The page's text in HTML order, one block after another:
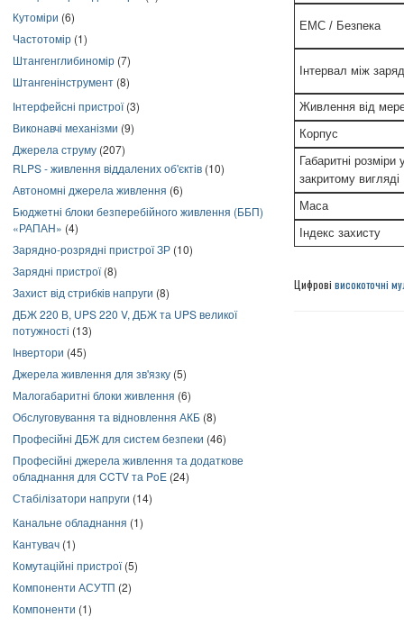
Кутоміри (6)
Частотомір (1)
Штангенглибиномір (7)
Штангенінструмент (8)
Інтерфейсні пристрої(3)
Виконавчі механізми (9)
Джерела струму (207)
RLPS - живлення віддалених об'єктів (10)
Автономні джерела живлення (6)
Бюджетні блоки безперебійного живлення (ББП)
«РАПАН» (4)
Зарядно-розрядні пристрої ЗР (10)
Зарядні пристрої(8)
Захист від стрибків напруги (8)
ДБЖ 220 В, UPS 220 V, ДБЖ та UPS великої
потужності (13)
Інвертори (45)
Джерела живлення для зв'язку (5)
Малогабаритні блоки живлення (6)
Обслуговування та відновлення АКБ (8)
Професійні ДБЖ для систем безпеки (46)
Професійні джерела живлення та додаткове
обладнання для CCTV та PoE (24)
Стабілізатори напруги (14)
Канальне обладнання (1)
Кантувач (1)
Комутаційні пристрої(5)
Компоненти АСУТП (2)
Компоненти (1)
ЕМС / Безпека
Інтервал між
Живлення від
Корпус
Габаритні розміри
закритому
Маса
Індекс захисту
Цифрові високоточні